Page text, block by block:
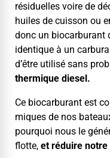
résidu­elles voire de
huiles de cuis­son ou
donc un bio­car­bu­rant
iden­tique à un
d’être util­isé sans
ther­mique diesel.
Ce bio­car­bu­rant est
miques de nos
pourquoi nous le
flotte, et réduire